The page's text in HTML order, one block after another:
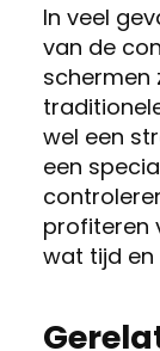
In veel
van de
schermen
wel een
een
profiteren
wat tijd